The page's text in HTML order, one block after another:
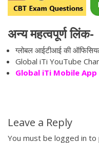
अन्य महत्वपूर्ण लिंक-
ग्लोबल आईटीआई की
Global iTi YouTube
Global iTi Mobile
Leave a Reply
You must be logged in to